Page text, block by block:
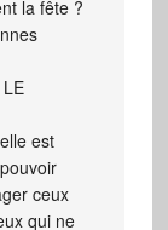
la fête ?
est
ceux
qui ne